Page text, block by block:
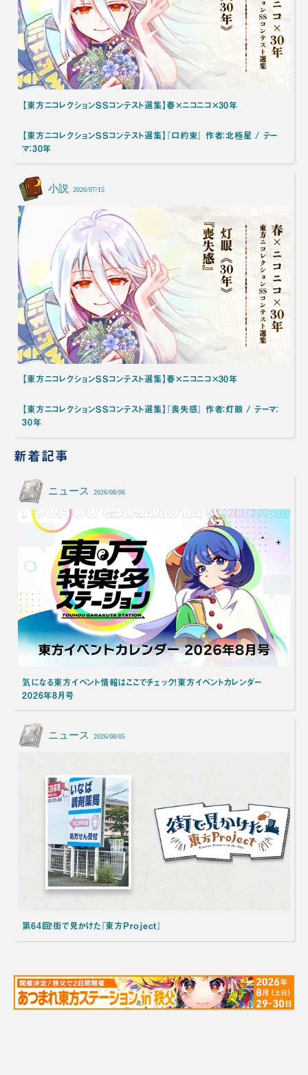
【東方ニコレクションSSコンテスト選集】春×ニコニコ×30年
【東方ニコレクションSSコンテスト選集】『口約束』 作者：北極星 / テー
マ：30年
小説 2026/07/15
【東方ニコレクションSSコンテスト選集】春×ニコニコ×30年
【東方ニコレクションSSコンテスト選集】『喪失感』 作者：灯眼 / テーマ：
30年
新着記事
ニュース 2026/08/06
気になる東方イベント情報はここでチェック！東方イベントカレンダー
2026年8月号
ニュース 2026/08/05
第64回！街で見かけた『東方Project』